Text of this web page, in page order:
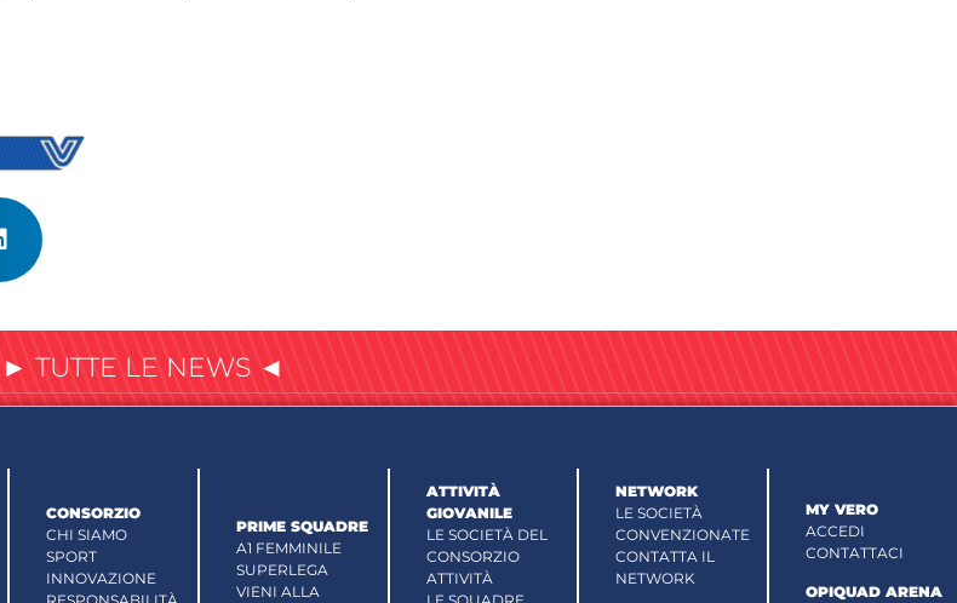
► TUTTE LE NEWS ◄
CONSORZIO
CHI SIAMO
SPORT
INNOVAZIONE
PRIME SQUADRE
A1 FEMMINILE
SUPERLEGA
VIENI ALLA
ATTIVITÀ
GIOVANILE
LE SOCIETÀ DEL
CONSORZIO
ATTIVITÀ
NETWORK
LE SOCIETÀ
CONVENZIONATE
CONTATTA IL
NETWORK
MY VERO
ACCEDI
CONTATTACI
OPIQUAD ARENA